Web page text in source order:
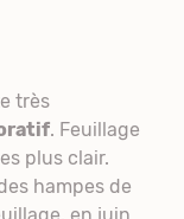
très
. Feuillage
plus clair.
hampes de